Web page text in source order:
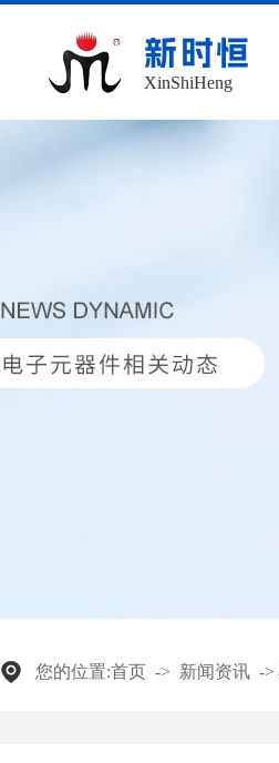
新时恒
XinShiHeng
您的位置:首页 -> 新闻资讯 ->